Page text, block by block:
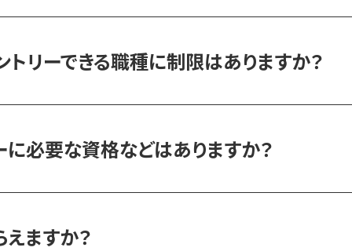
トリーできる職種に制限はありますか？
に必要な資格などはありますか？
ますか？